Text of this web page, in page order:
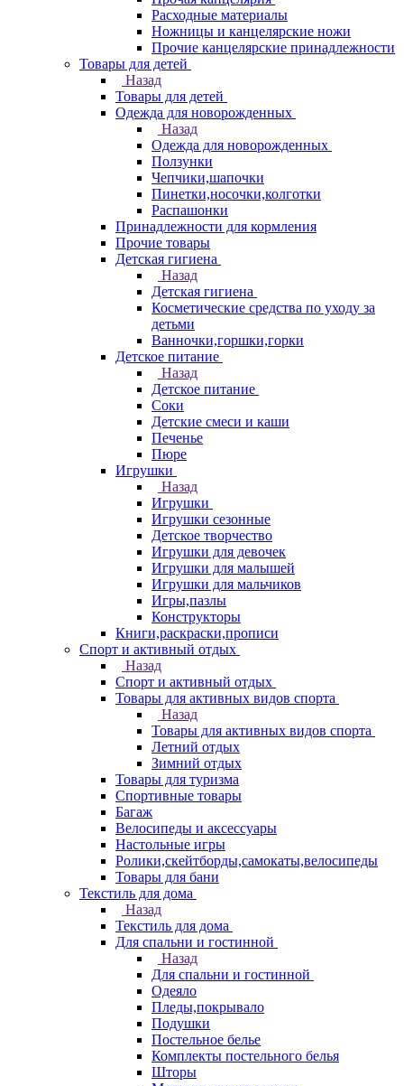
Расходные материалы
Ножницы и канцелярские ножи
Прочие канцелярские принадлежности
Товары для детей
Назад
Товары для детей
Одежда для новорожденных
Назад
Одежда для новорожденных
Ползунки
Чепчики,шапочки
Пинетки,носочки,колготки
Распашонки
Принадлежности для кормления
Прочие товары
Детская гигиена
Назад
Детская гигиена
Косметические средства по уходу за
детьми
Ванночки,горшки,горки
Детское питание
Назад
Детское питание
Соки
Детские смеси и каши
Печенье
Пюре
Игрушки
Назад
Игрушки
Игрушки сезонные
Детское творчество
Игрушки для девочек
Игрушки для малышей
Игрушки для мальчиков
Игры,пазлы
Конструкторы
Книги,раскраски,прописи
Спорт и активный отдых
Назад
Спорт и активный отдых
Товары для активных видов спорта
Назад
Товары для активных видов спорта
Летний отдых
Зимний отдых
Товары для туризма
Спортивные товары
Багаж
Велосипеды и аксессуары
Настольные игры
Ролики,скейтборды,самокаты,велосипеды
Товары для бани
Текстиль для дома
Назад
Текстиль для дома
Для спальни и гостинной
Назад
Для спальни и гостинной
Одеяло
Пледы,покрывало
Подушки
Постельное белье
Комплекты постельного белья
Шторы